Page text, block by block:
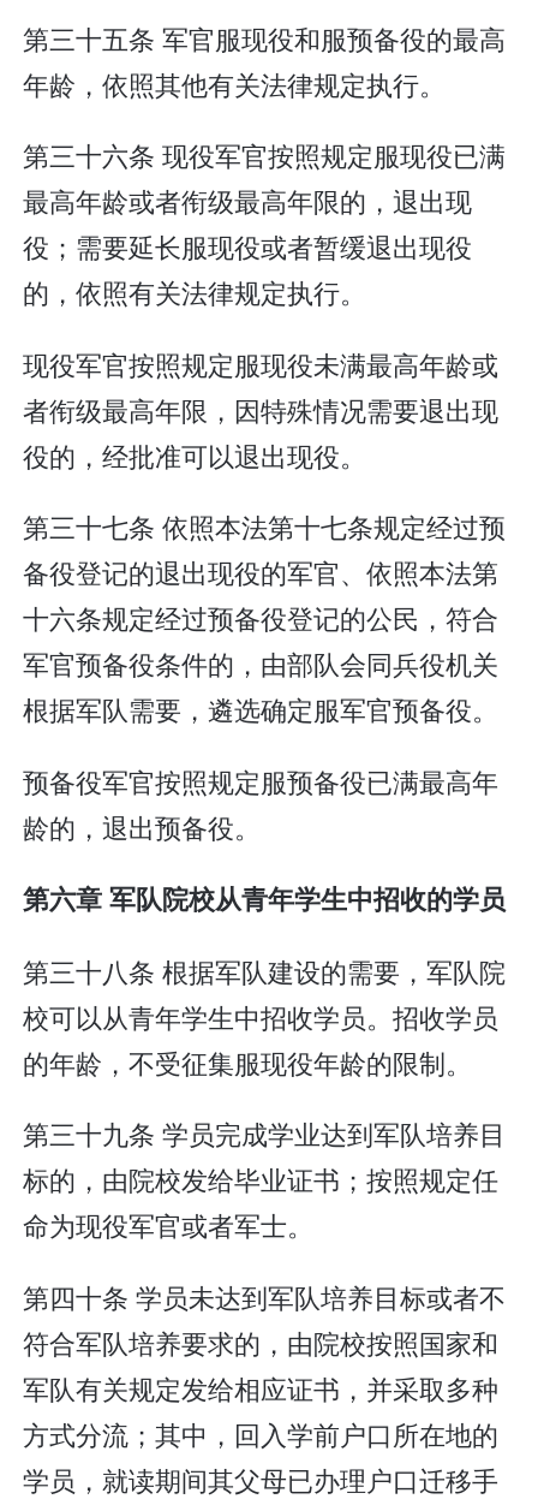
第三十五条 军官服现役和服预备役的最高
年龄，依照其他有关法律规定执行。
第三十六条 现役军官按照规定服现役已满
最高年龄或者衔级最高年限的，退出现
役；需要延长服现役或者暂缓退出现役
的，依照有关法律规定执行。
现役军官按照规定服现役未满最高年龄或
者衔级最高年限，因特殊情况需要退出现
役的，经批准可以退出现役。
第三十七条 依照本法第十七条规定经过预
备役登记的退出现役的军官、依照本法第
十六条规定经过预备役登记的公民，符合
军官预备役条件的，由部队会同兵役机关
根据军队需要，遴选确定服军官预备役。
预备役军官按照规定服预备役已满最高年
龄的，退出预备役。
第六章 军队院校从青年学生中招收的学员
第三十八条 根据军队建设的需要，军队院
校可以从青年学生中招收学员。招收学员
的年龄，不受征集服现役年龄的限制。
第三十九条 学员完成学业达到军队培养目
标的，由院校发给毕业证书；按照规定任
命为现役军官或者军士。
第四十条 学员未达到军队培养目标或者不
符合军队培养要求的，由院校按照国家和
军队有关规定发给相应证书，并采取多种
方式分流；其中，回入学前户口所在地的
学员，就读期间其父母已办理户口迁移手